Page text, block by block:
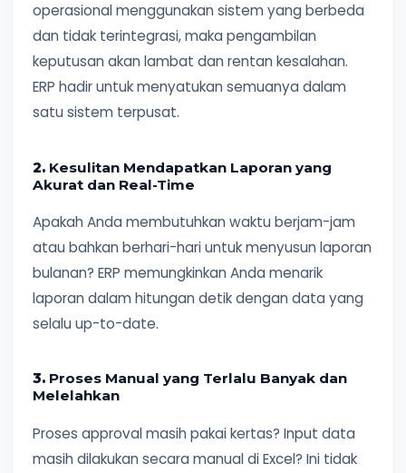
operasional menggunakan sistem yang berbeda
dan tidak terintegrasi, maka pengambilan
keputusan akan lambat dan rentan kesalahan.
ERP hadir untuk menyatukan semuanya dalam
satu sistem terpusat.
2. Kesulitan Mendapatkan Laporan yang
Akurat dan Real-Time
Apakah Anda membutuhkan waktu berjam-jam
atau bahkan berhari-hari untuk menyusun laporan
bulanan? ERP memungkinkan Anda menarik
laporan dalam hitungan detik dengan data yang
selalu up-to-date.
3. Proses Manual yang Terlalu Banyak dan
Melelahkan
Proses approval masih pakai kertas? Input data
masih dilakukan secara manual di Excel? Ini tidak